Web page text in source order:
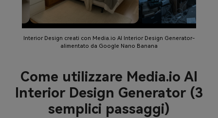
Interior Design creati con Media.io AI Interior Design Generator-
alimentato da Google Nano Banana
Come utilizzare Media.io AI
Interior Design Generator (3
semplici passaggi)